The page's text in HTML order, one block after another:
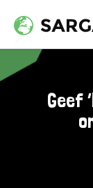
Geef